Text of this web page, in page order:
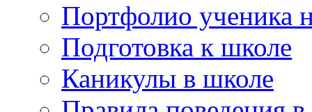
Портфолио ученика
Подготовка к школе
Каникулы в школе